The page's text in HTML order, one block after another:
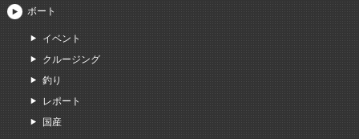
ボート
イベント
クルージング
釣り
レポート
国産